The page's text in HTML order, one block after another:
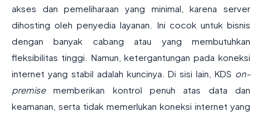
akses dan pemeliharaan yang minimal, karena server
dihosting oleh penyedia layanan. Ini cocok untuk bisnis
dengan banyak cabang atau yang membutuhkan
fleksibilitas tinggi. Namun, ketergantungan pada koneksi
internet yang stabil adalah kuncinya. Di sisi lain, KDS on-
premisememberikan kontrol penuh atas data dan
keamanan, serta tidak memerlukan koneksi internet yang